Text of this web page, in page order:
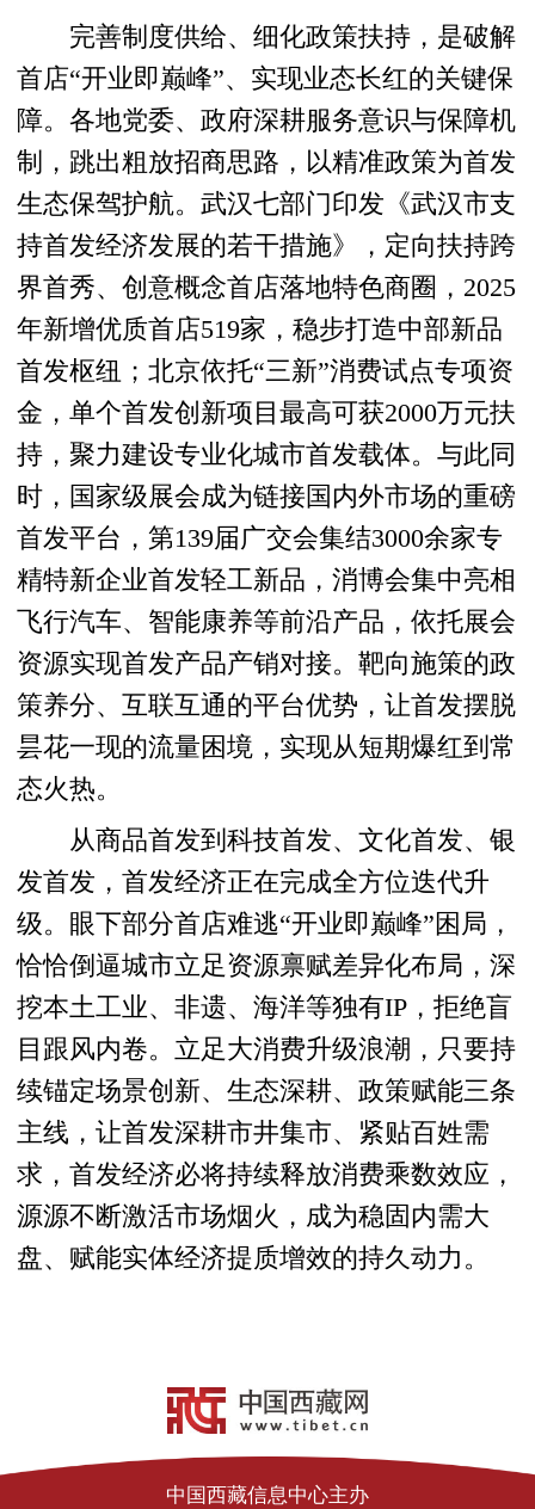
完善制度供给、细化政策扶持，是破解
首店“开业即巅峰”、实现业态长红的关键保
障。各地党委、政府深耕服务意识与保障机
制，跳出粗放招商思路，以精准政策为首发
生态保驾护航。武汉七部门印发《武汉市支
持首发经济发展的若干措施》，定向扶持跨
界首秀、创意概念首店落地特色商圈，2025
年新增优质首店519家，稳步打造中部新品
首发枢纽；北京依托“三新”消费试点专项资
金，单个首发创新项目最高可获2000万元扶
持，聚力建设专业化城市首发载体。与此同
时，国家级展会成为链接国内外市场的重磅
首发平台，第139届广交会集结3000余家专
精特新企业首发轻工新品，消博会集中亮相
飞行汽车、智能康养等前沿产品，依托展会
资源实现首发产品产销对接。靶向施策的政
策养分、互联互通的平台优势，让首发摆脱
昙花一现的流量困境，实现从短期爆红到常
态火热。
从商品首发到科技首发、文化首发、银
发首发，首发经济正在完成全方位迭代升
级。眼下部分首店难逃“开业即巅峰”困局，
恰恰倒逼城市立足资源禀赋差异化布局，深
挖本土工业、非遗、海洋等独有IP，拒绝盲
目跟风内卷。立足大消费升级浪潮，只要持
续锚定场景创新、生态深耕、政策赋能三条
主线，让首发深耕市井集市、紧贴百姓需
求，首发经济必将持续释放消费乘数效应，
源源不断激活市场烟火，成为稳固内需大
盘、赋能实体经济提质增效的持久动力。
中国西藏信息中心主办